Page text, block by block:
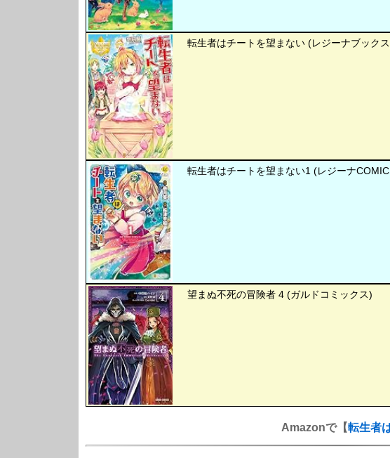
転生者はチートを望まない (レジーナブック
転生者はチートを望まない1 (レジーナ
望まぬ不死の冒険者 4 (ガルドコミックス)
Amazonで【転生者